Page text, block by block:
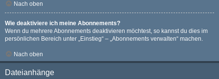
Nach oben
Wie deaktiviere ich meine Abonnements?
Wenn du mehrere Abonnements deaktivieren möchtest, so kannst du dies im
persönlichen Bereich unter „Einstieg“ – „Abonnements verwalten“ machen.
Nach oben
Dateianhänge